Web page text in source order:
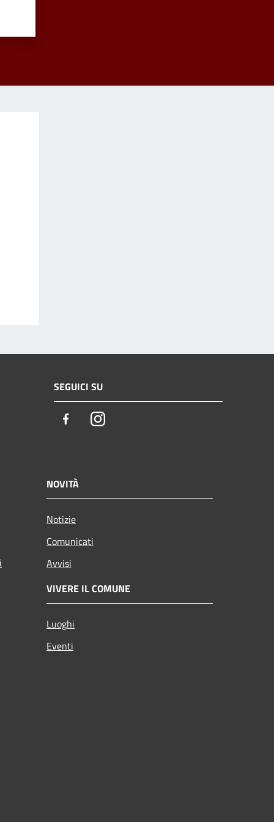
SEGUICI SU
FacebookInstagram
NOVITÀ
Notizie
Comunicati
Avvisi
VIVERE IL COMUNE
Luoghi
Eventi